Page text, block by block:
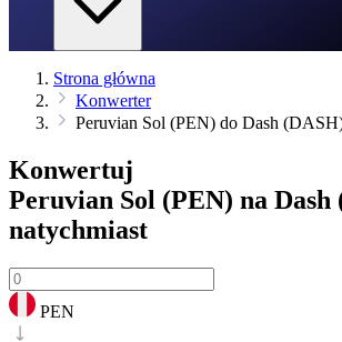
Strona główna
Konwerter
Peruvian Sol (PEN) do Dash
Konwertuj
Peruvian Sol (PEN) na Dash
natychmiast
PEN